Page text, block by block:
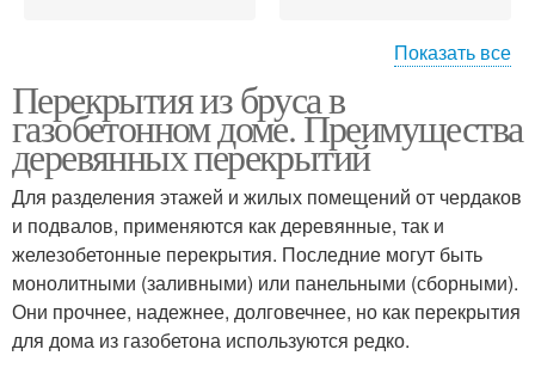
Перекрытие в доме
перекрытие
Перекрытие из
газобетонных плит
Перекрытия на
газобетонные блоки
Монолитное
Показать все
Перекрытия из бруса в
газобетонном доме. Преимущества
деревянных перекрытий
Для разделения этажей и жилых помещений от чердаков
и подвалов, применяются как деревянные, так и
железобетонные перекрытия. Последние могут быть
монолитными (заливными) или панельными (сборными).
Они прочнее, надежнее, долговечнее, но как перекрытия
для дома из газобетона используются редко.